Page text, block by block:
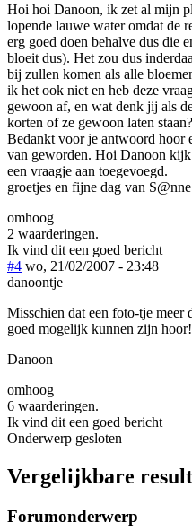
Hoi hoi Danoon, ik zet al mijn
lopende lauwe water omdat de
erg goed doen behalve dus die
bloeit dus). Het zou dus
bij zullen komen als alle
ik het ook niet en heb deze
gewoon af, en wat denk jij als
korten of ze gewoon laten staan?
Bedankt voor je antwoord hoor
van geworden. Hoi Danoon
een vraagje aan toegevoegd.
groetjes en fijne dag van S@nne
omhoog
2 waarderingen.
Ik vind dit een goed bericht
#4 wo, 21/02/2007 - 23:48
danoontje
Misschien dat een foto-tje meer
goed mogelijk kunnen zijn hoor!
Danoon
omhoog
6 waarderingen.
Ik vind dit een goed bericht
Onderwerp gesloten
Vergelijkbare
Forumonderwerp